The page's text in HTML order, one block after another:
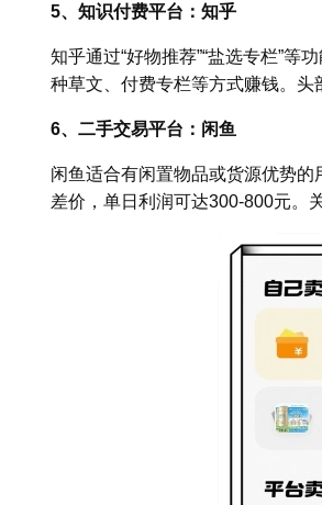
5、知识付费平台：知乎
知乎通过“好物推荐”“盐选专栏”等
种草文、付费专栏等方式赚钱。
6、二手交易平台：闲鱼
闲鱼适合有闲置物品或货源优势
差价，单日利润可达300-800元。